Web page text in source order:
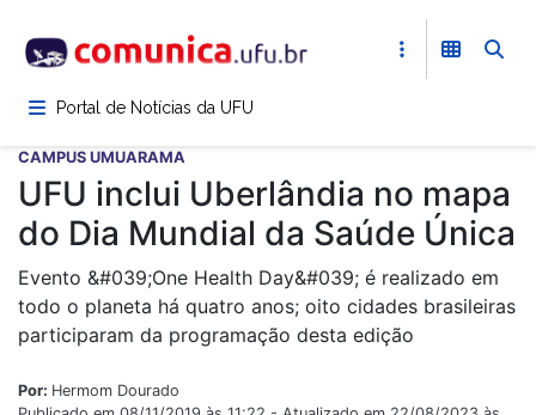
para
conteúdoPortal de Notícias da UFU
CAMPUS UMUARAMA
UFU inclui Uberlândia no mapa
do Dia Mundial da Saúde Única
Evento &#039;One Health Day&#039; é realizado em
todo o planeta há quatro anos; oito cidades brasileiras
participaram da programação desta edição
Por: Hermom Dourado